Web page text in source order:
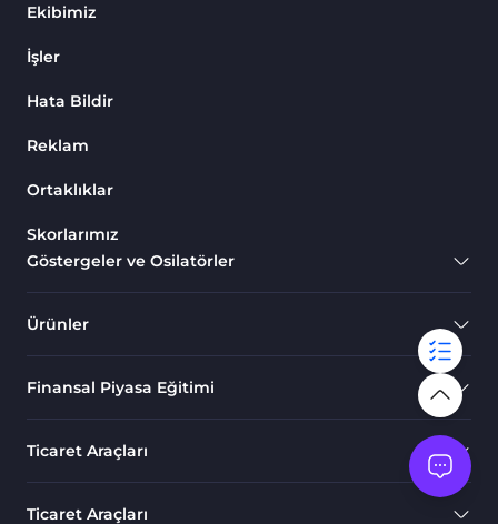
Ekibimiz
İşler
Hata Bildir
Reklam
Ortaklıklar
Skorlarımız
Göstergeler ve Osilatörler
Ürünler
Finansal Piyasa Eğitimi
Ticaret Araçları
Ticaret Araçları